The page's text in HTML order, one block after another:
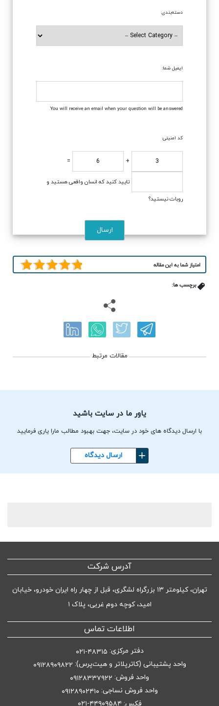
دسته‌بندی:
ایمیل شما:
You will receive an email when your question will be answered.
کد امنیتی:
+
=
تایید کنید که انسان واقعی هستید و
روبات نیستید؟
امتیاز شما به این مقاله
برچسب ها:
مقالات مرتبط
یاور ما در سایت باشید
با ارسال دیدگاه های خود در سایت، جهت بهبود مطالب مارا یاری فرمایید
ارسال دیدگاه
آدرس شرکت
تهران، کیلومتر ۱۳ بزرگراه لشگری، قبل از چهار راه ایران خودرو، خیابان
امید، کوچه دوم غربی، پلاک ۱
اطلاعات تماس
دفتر مرکزی: ۴۸۳۱۵-۰۲۱
واحد پشتیبانی (کاترپلاتر و هیت‌پرس): ۰۹۱۲۸۹۰۹۸۲۲
واحد فروش: ۰۹۱۲۸۳۳۷۹۲۲
واحد فروش نساجی: ۰۹۱۲۸۹۰۲۴۱۰
فکس: ۴۴۹۰۹۵۸۴-۰۲۱